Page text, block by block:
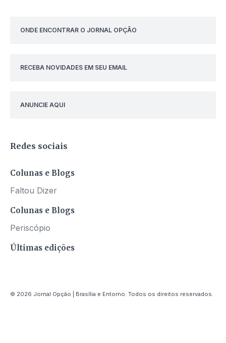
ONDE ENCONTRAR O JORNAL OPÇÃO
RECEBA NOVIDADES EM SEU EMAIL
ANUNCIE AQUI
Redes sociais
Colunas e Blogs
Faltou Dizer
Colunas e Blogs
Periscópio
Últimas edições
© 2026 Jornal Opção | Brasília e Entorno. Todos os direitos reservados.